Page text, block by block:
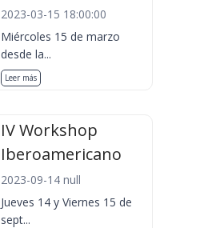
2023-03-15 18:00:00
Miércoles 15 de marzo
desde la...
Leer más
IV Workshop
Iberoamericano
2023-09-14 null
Jueves 14 y Viernes 15 de
sept...